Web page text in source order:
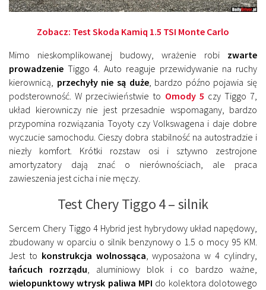
Zobacz: Test Skoda Kamiq 1.5 TSI Monte Carlo
Mimo nieskomplikowanej budowy, wrażenie robi zwarte
prowadzenie Tiggo 4. Auto reaguje przewidywanie na ruchy
kierownicą, przechyły nie są duże, bardzo późno pojawia się
podsterowność. W przeciwieństwie to Omody 5 czy Tiggo 7,
układ kierowniczy nie jest przesadnie wspomagany, bardzo
przypomina rozwiązania Toyoty czy Volkswagena i daje dobre
wyczucie samochodu. Cieszy dobra stabilność na autostradzie i
niezły komfort. Krótki rozstaw osi i sztywno zestrojone
amortyzatory dają znać o nierównościach, ale praca
zawieszenia jest cicha i nie męczy.
Test Chery Tiggo 4 – silnik
Sercem Chery Tiggo 4 Hybrid jest hybrydowy układ napędowy,
zbudowany w oparciu o silnik benzynowy o 1.5 o mocy 95 KM.
Jest to konstrukcja wolnossąca, wyposażona w 4 cylindry,
łańcuch rozrządu, aluminiowy blok i co bardzo ważne,
wielopunktowy wtrysk paliwa MPI do kolektora dolotowego